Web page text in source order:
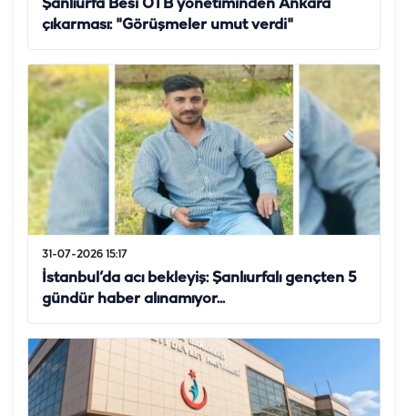
Şanlıurfa Besi OTB yönetiminden Ankara
çıkarması: "Görüşmeler umut verdi"
31-07-2026 15:17
İstanbul’da acı bekleyiş: Şanlıurfalı gençten 5
gündür haber alınamıyor...